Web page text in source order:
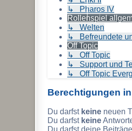
↳ Pharos IV
Rollenspiel
↳ Welten
↳ Befreundete
Off Topic
↳ Off Topic
↳ Support und
↳ Off Topic
Berechtigungen
Du darfst keine neuen
Du darfst keine